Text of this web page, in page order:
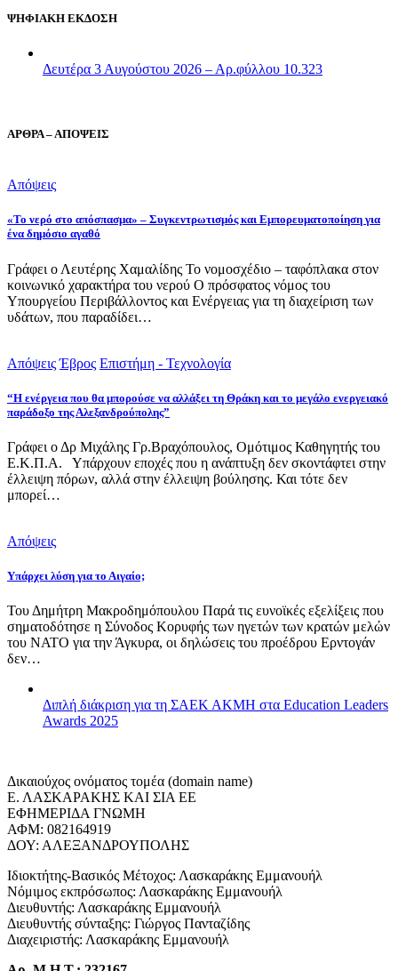
ΨΗΦΙΑΚΗ ΕΚΔΟΣΗ
Δευτέρα 3 Αυγούστου 2026 – Αρ.φύλλου 10.323
ΑΡΘΡΑ – ΑΠΟΨΕΙΣ
Απόψεις
«Το νερό στο απόσπασμα» – Συγκεντρωτισμός και Εμπορευματοποίηση για
ένα δημόσιο αγαθό
Γράφει ο Λευτέρης Χαμαλίδης Το νομοσχέδιο – ταφόπλακα στον
κοινωνικό χαρακτήρα του νερού Ο πρόσφατος νόμος του
Υπουργείου Περιβάλλοντος και Ενέργειας για τη διαχείριση των
υδάτων, που παραδίδει…
Απόψεις Έβρος Επιστήμη - Τεχνολογία
“Η ενέργεια που θα μπορούσε να αλλάξει τη Θράκη και το μεγάλο ενεργειακό
παράδοξο της Αλεξανδρούπολης”
Γράφει ο Δρ Μιχάλης Γρ.Βραχόπουλος, Ομότιμος Καθηγητής του
Ε.Κ.Π.Α. Υπάρχουν εποχές που η ανάπτυξη δεν σκοντάφτει στην
έλλειψη πόρων, αλλά στην έλλειψη βούλησης. Και τότε δεν
μπορεί…
Απόψεις
Υπάρχει λύση για το Αιγαίο;
Του Δημήτρη Μακροδημόπουλου Παρά τις ευνοϊκές εξελίξεις που
σηματοδότησε η Σύνοδος Κορυφής των ηγετών των κρατών μελών
του ΝΑΤΟ για την Άγκυρα, οι δηλώσεις του προέδρου Ερντογάν
δεν…
Διπλή διάκριση για τη ΣΑΕΚ ΑΚΜΗ στα Education Leaders
Awards 2025
Δικαιούχος ονόματος τομέα (domain name)
Ε. ΛΑΣΚΑΡΑΚΗΣ ΚΑΙ ΣΙΑ ΕΕ
ΕΦΗΜΕΡΙΔΑ ΓΝΩΜΗ
ΑΦΜ: 082164919
ΔΟΥ: ΑΛΕΞΑΝΔΡΟΥΠΟΛΗΣ
Ιδιοκτήτης-Βασικός Μέτοχος: Λασκαράκης Εμμανουήλ
Νόμιμος εκπρόσωπος: Λασκαράκης Εμμανουήλ
Διευθυντής: Λασκαράκης Εμμανουήλ
Διευθυντής σύνταξης: Γιώργος Πανταζίδης
Διαχειριστής: Λασκαράκης Εμμανουήλ